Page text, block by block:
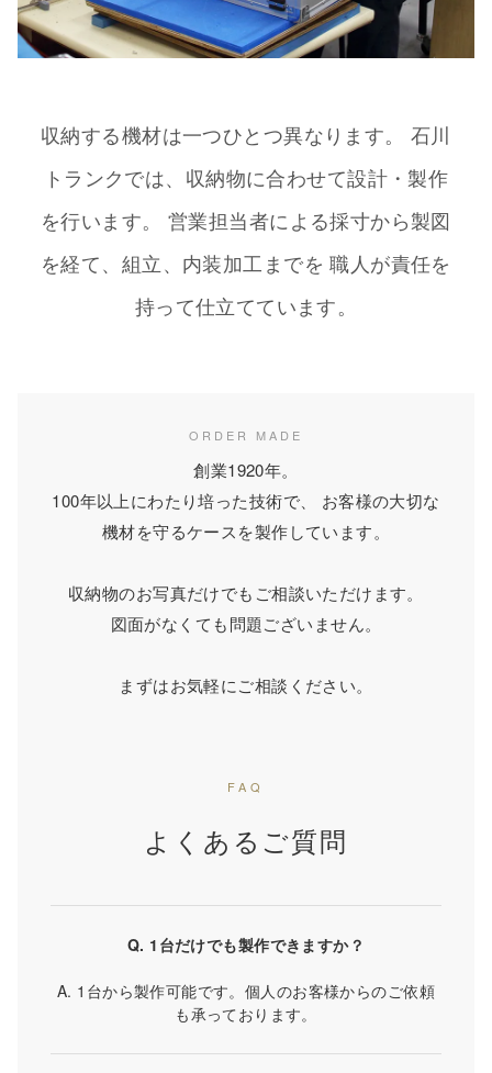
収納する機材は一つひとつ異なります。 石川
トランクでは、収納物に合わせて設計・製作
を行います。 営業担当者による採寸から製図
を経て、組立、内装加工までを 職人が責任を
持って仕立てています。
ORDER MADE
創業1920年。
100年以上にわたり培った技術で、 お客様の大切な
機材を守るケースを製作しています。
収納物のお写真だけでもご相談いただけます。
図面がなくても問題ございません。
まずはお気軽にご相談ください。
FAQ
よくあるご質問
Q. 1台だけでも製作できますか？
A. 1台から製作可能です。個人のお客様からのご依頼
も承っております。